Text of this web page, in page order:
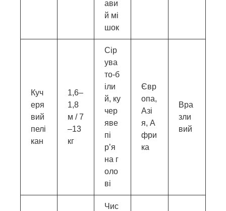
ави
й мі
шок
Куч
еря
вий
пелі
кан
1,6–
1,8
м / 7
–13
кг
Сір
ува
то-б
іли
й, ку
чер
яве
пі
р’я
на г
оло
ві
Євр
опа,
Азі
я, А
фри
ка
Вра
зли
вий
Чис